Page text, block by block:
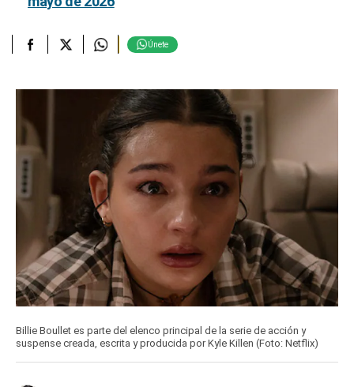
Únete
Billie Boullet es parte del elenco principal de la serie de acción y
suspense creada, escrita y producida por Kyle Killen (Foto: Netflix)